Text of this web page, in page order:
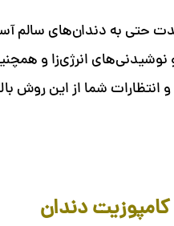
حتی به دندان‌های سالم
نوشیدنی‌های انرژی‌زا و
انتظارات شما از این روش
کامپوزیت دندان